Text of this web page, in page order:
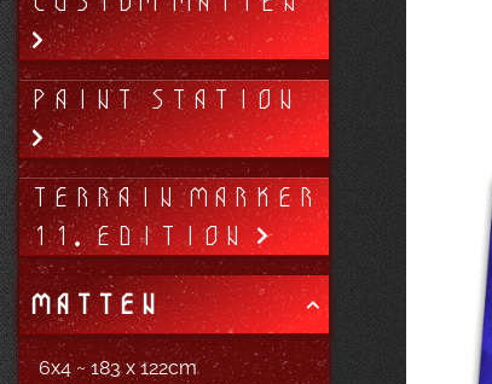
PAINT STATION
TERRAIN MARKER
11. EDITION
MATTEN
6x4 ~ 183 x 122cm